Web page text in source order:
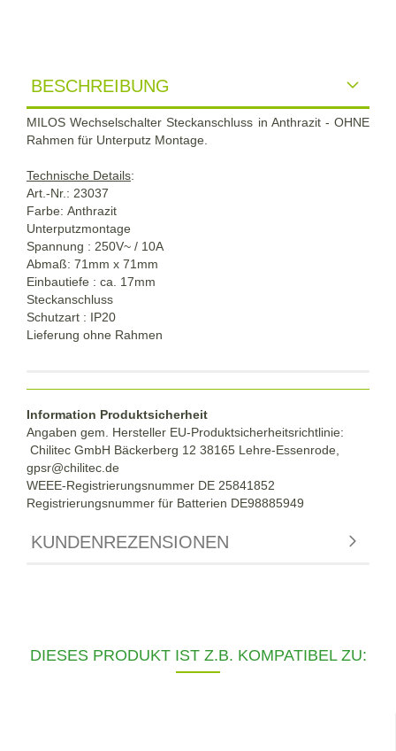
BESCHREIBUNG
MILOS Wechselschalter Steckanschluss in Anthrazit - OHNE
Rahmen für Unterputz Montage.
Technische Details:
Art.-Nr.: 23037
Farbe: Anthrazit
Unterputzmontage
Spannung : 250V~ / 10A
Abmaß: 71mm x 71mm
Einbautiefe : ca. 17mm
Steckanschluss
Schutzart : IP20
Lieferung ohne Rahmen
Information Produktsicherheit
Angaben gem. Hersteller EU-Produktsicherheitsrichtlinie:
Chilitec GmbH Bäckerberg 12 38165 Lehre-Essenrode,
gpsr@chilitec.de
WEEE-Registrierungsnummer DE 25841852
Registrierungsnummer für Batterien DE98885949
KUNDENREZENSIONEN
DIESES PRODUKT IST Z.B. KOMPATIBEL ZU: